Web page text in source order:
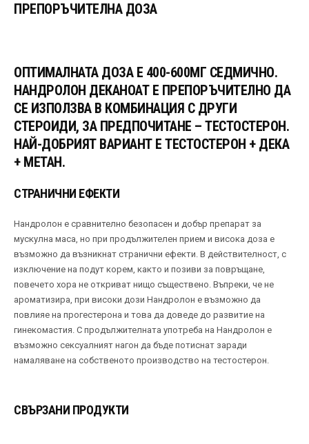
ПРЕПОРЪЧИТЕЛНА ДОЗА
ОПТИМАЛНАТА ДОЗА Е 400-600МГ СЕДМИЧНО.
НАНДРОЛОН ДЕКАНОАТ Е ПРЕПОРЪЧИТЕЛНО ДА
СЕ ИЗПОЛЗВА В КОМБИНАЦИЯ С ДРУГИ
СТЕРОИДИ, ЗА ПРЕДПОЧИТАНЕ – ТЕСТОСТЕРОН.
НАЙ-ДОБРИЯТ ВАРИАНТ Е ТЕСТОСТЕРОН + ДЕКА
+ МЕТАН.
СТРАНИЧНИ ЕФЕКТИ
Нандролон е сравнително безопасен и добър препарат за
мускулна маса, но при продължителен прием и висока доза е
възможно да възникнат странични ефекти. В действителност, с
изключение на подут корем, както и позиви за повръщане,
повечето хора не откриват нищо съществено. Въпреки, че не
ароматизира, при високи дози Нандролон е възможно да
повлияе на прогестерона и това да доведе до развитие на
гинекомастия. С продължителната употреба на Нандролон е
възможно сексуалният нагон да бъде потиснат заради
намаляване на собственото производство на тестостерон.
СВЪРЗАНИ ПРОДУКТИ